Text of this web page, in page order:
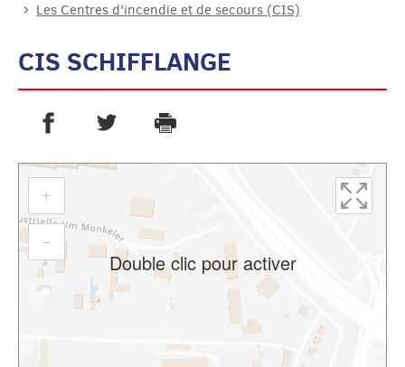
Les Centres d'incendie et de secours (CIS)
CIS SCHIFFLANGE
PARTAGER SUR FACEBOOK
PARTAGER SUR TWITTER
IMPRIMER
Aller
l'adresse
Double clic pour activer
+
–